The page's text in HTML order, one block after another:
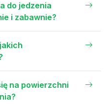
do jedzenia
i zabawnie?
na powierzchni